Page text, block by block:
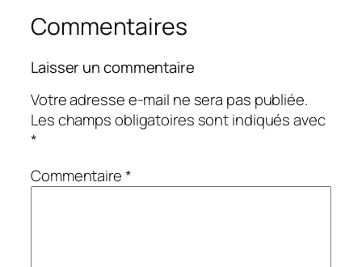
Commentaires
Laisser un commentaire
Votre adresse e-mail ne sera pas publiée.
Les champs obligatoires sont indiqués avec
*
Commentaire*